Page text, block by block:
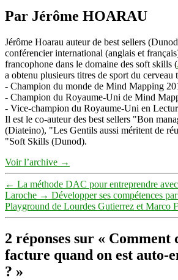
Par Jérôme HOARAU
Jérôme Hoarau auteur de best sellers
conférencier international (anglais et
francophone dans le domaine des soft skills (
a obtenu plusieurs titres de sport du cerveau
- Champion du monde de Mind Mapping
- Champion du Royaume-Uni de Mind
- Vice-champion du Royaume-Uni en
Il est le co-auteur des best sellers "Bon
(Diateino), "Les Gentils aussi méritent de
"Soft Skills (Dunod).
Voir l’archive →
← La méthode DAC pour entreprendre
Laroche → Développer ses compétences
Playground de Lourdes Gutierrez et Marco
2 réponses sur « Comment
facture quand on est auto-
? »